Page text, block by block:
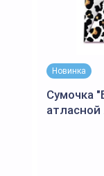
Новинка
Сумочка